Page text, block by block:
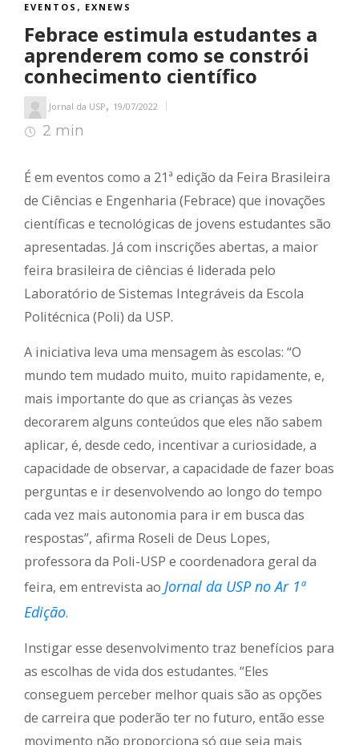
EVENTOS , EXNEWS
Febrace estimula estudantes a
aprenderem como se constrói
conhecimento científico
Jornal da USP, 19/07/2022
2 min
É em eventos como a 21ª edição da Feira Brasileira
de Ciências e Engenharia (Febrace) que inovações
científicas e tecnológicas de jovens estudantes são
apresentadas. Já com inscrições abertas, a maior
feira brasileira de ciências é liderada pelo
Laboratório de Sistemas Integráveis da Escola
Politécnica (Poli) da USP.
A iniciativa leva uma mensagem às escolas: “O
mundo tem mudado muito, muito rapidamente, e,
mais importante do que as crianças às vezes
decorarem alguns conteúdos que eles não sabem
aplicar, é, desde cedo, incentivar a curiosidade, a
capacidade de observar, a capacidade de fazer boas
perguntas e ir desenvolvendo ao longo do tempo
cada vez mais autonomia para ir em busca das
respostas”, afirma Roseli de Deus Lopes,
professora da Poli-USP e coordenadora geral da
feira, em entrevista ao Jornal da USP no Ar 1ª
Edição.
Instigar esse desenvolvimento traz benefícios para
as escolhas de vida dos estudantes. “Eles
conseguem perceber melhor quais são as opções
de carreira que poderão ter no futuro, então esse
movimento não proporciona só que seja mais